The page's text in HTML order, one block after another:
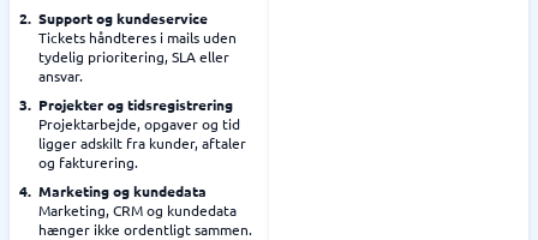
Support og kundeservice
Tickets håndteres i mails uden
tydelig prioritering, SLA eller
ansvar.
Projekter og tidsregistrering
Projektarbejde, opgaver og tid
ligger adskilt fra kunder, aftaler
og fakturering.
Marketing og kundedata
Marketing, CRM og kundedata
hænger ikke ordentligt sammen.